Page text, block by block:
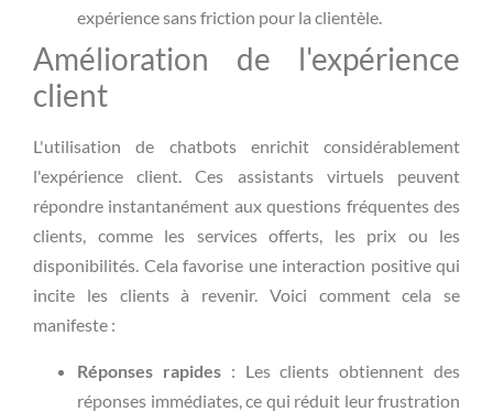
expérience sans friction pour la clientèle.
Amélioration de l'expérience
client
L'utilisation de chatbots enrichit considérablement
l'expérience client. Ces assistants virtuels peuvent
répondre instantanément aux questions fréquentes des
clients, comme les services offerts, les prix ou les
disponibilités. Cela favorise une interaction positive qui
incite les clients à revenir. Voici comment cela se
manifeste :
Réponses rapides: Les clients obtiennent des
réponses immédiates, ce qui réduit leur frustration